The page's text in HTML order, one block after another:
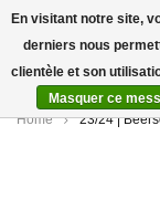
Home 23/24 |
En visitant notre site,
derniers nous
clientèle et son
Masquer ce